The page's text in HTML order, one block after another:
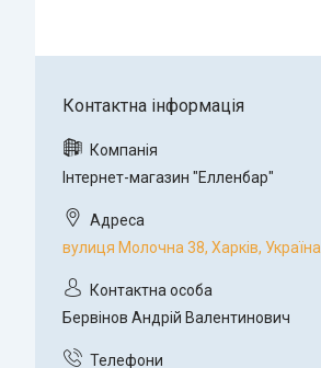
Інтернет-магазин "Елленбар"
вулиця Молочна 38, Харків, Україна
Бервінов Андрій Валентинович